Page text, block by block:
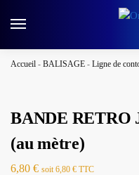
Accueil - BALISAGE - Ligne de
BANDE RETRO
(au mètre)
6,80 € soit 6,80 € TTC